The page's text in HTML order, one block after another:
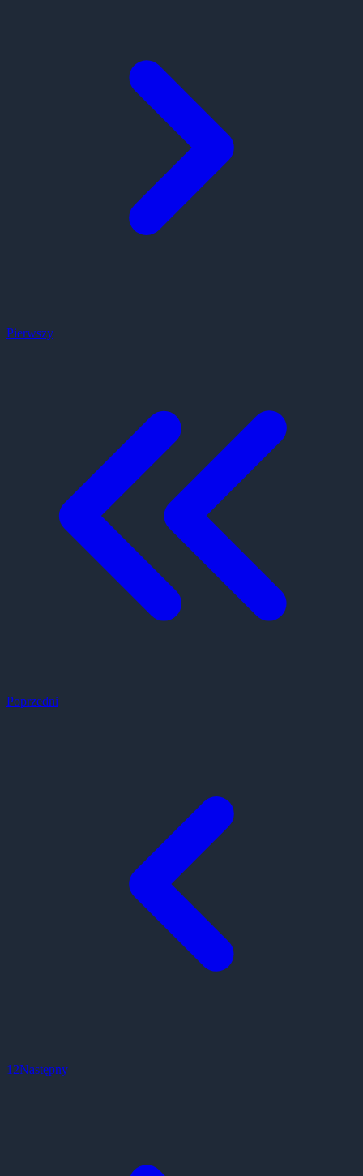
Pierwszy
Poprzedni
1 2Następny